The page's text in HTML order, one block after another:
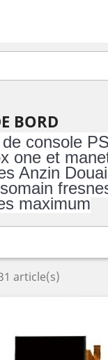
BORD
console
one et
Anzin
maximum
article(s)